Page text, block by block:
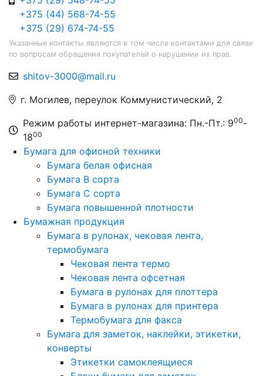
+375 (44) 568-74-55
+375 (29) 674-74-55
Указанные контакты являются в том числе контактами для связи
по вопросам обращения покупателей о нарушении их прав.
shitov-3000@mail.ru
г. Могилев, переулок Коммунистический, 2
Режим работы интернет-магазина: Пн.-Пт.: 900-
1800
Бумага для офисной техники
Бумага белая офисная
Бумага B сорта
Бумага C сорта
Бумага повышенной плотности
Бумажная продукция
Бумага в рулонах, чековая лента,
термобумага
Чековая лента термо
Чековая лента офсетная
Бумага в рулонах для плоттера
Бумага в рулонах для принтера
Термобумага для факса
Бумага для заметок, наклейки, этикетки,
конверты
Этикетки самоклеящиеся